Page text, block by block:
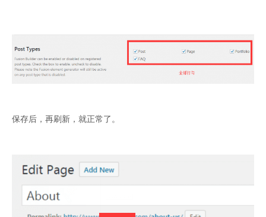
保存后，再刷新，就正常了。